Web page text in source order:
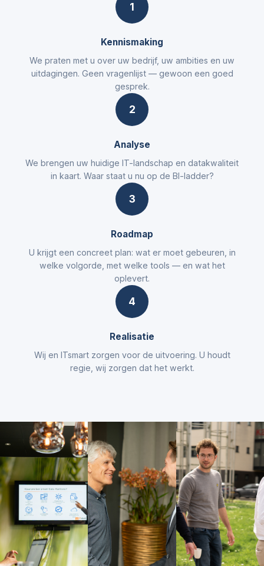
1
Kennismaking
We praten met u over uw bedrijf, uw ambities en uw
uitdagingen. Geen vragenlijst — gewoon een goed
gesprek.
2
Analyse
We brengen uw huidige IT-landschap en datakwaliteit
in kaart. Waar staat u nu op de BI-ladder?
3
Roadmap
U krijgt een concreet plan: wat er moet gebeuren, in
welke volgorde, met welke tools — en wat het
oplevert.
4
Realisatie
Wij en ITsmart zorgen voor de uitvoering. U houdt
regie, wij zorgen dat het werkt.